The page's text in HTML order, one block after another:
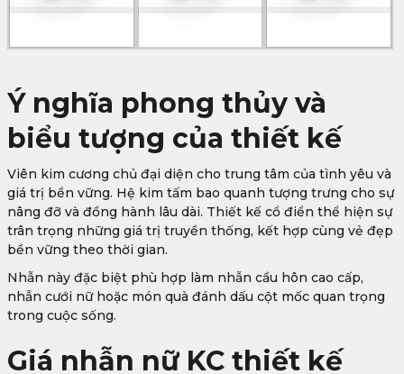
Ý nghĩa phong thủy và
biểu tượng của thiết kế
Viên kim cương chủ đại diện cho trung tâm của tình yêu và
giá trị bền vững. Hệ kim tấm bao quanh tượng trưng cho sự
nâng đỡ và đồng hành lâu dài. Thiết kế cổ điển thể hiện sự
trân trọng những giá trị truyền thống, kết hợp cùng vẻ đẹp
bền vững theo thời gian.
Nhẫn này đặc biệt phù hợp làm nhẫn cầu hôn cao cấp,
nhẫn cưới nữ hoặc món quà đánh dấu cột mốc quan trọng
trong cuộc sống.
Giá nhẫn nữ KC thiết kế